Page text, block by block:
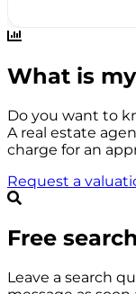
What is
Do you want to
A real estate
charge for an
Request a
Free search
Leave a search